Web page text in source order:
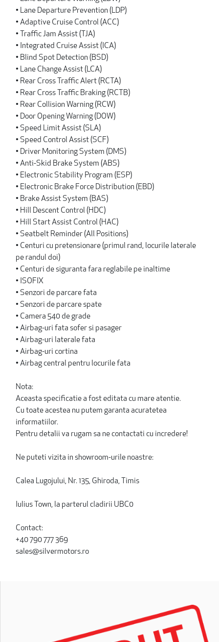
• Lane Departure Prevention (LDP)
• Adaptive Cruise Control (ACC)
• Traffic Jam Assist (TJA)
• Integrated Cruise Assist (ICA)
• Blind Spot Detection (BSD)
• Lane Change Assist (LCA)
• Rear Cross Traffic Alert (RCTA)
• Rear Cross Traffic Braking (RCTB)
• Rear Collision Warning (RCW)
• Door Opening Warning (DOW)
• Speed Limit Assist (SLA)
• Speed Control Assist (SCF)
• Driver Monitoring System (DMS)
• Anti-Skid Brake System (ABS)
• Electronic Stability Program (ESP)
• Electronic Brake Force Distribution (EBD)
• Brake Assist System (BAS)
• Hill Descent Control (HDC)
• Hill Start Assist Control (HAC)
• Seatbelt Reminder (All Positions)
• Centuri cu pretensionare (primul rand, locurile laterale
pe randul doi)
• Centuri de siguranta fara reglabile pe inaltime
• ISOFIX
• Senzori de parcare fata
• Senzori de parcare spate
• Camera 540 de grade
• Airbag-uri fata sofer si pasager
• Airbag-uri laterale fata
• Airbag-uri cortina
• Airbag central pentru locurile fata
Nota:
Aceasta specificatie a fost editata cu mare atentie.
Cu toate acestea nu putem garanta acuratetea
informatiilor.
Pentru detalii va rugam sa ne contactati cu incredere!
Ne puteti vizita in showroom-urile noastre:
Calea Lugojului, Nr. 135, Ghiroda, Timis
Iulius Town, la parterul cladirii UBC0
Contact:
+40 790 777 369
sales@silvermotors.ro